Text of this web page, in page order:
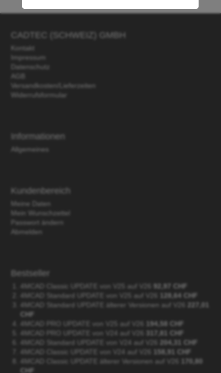
CADTEC (SCHWEIZ) GMBH
Kontakt
Impressum
Datenschutz
Versandkosten/Lieferzeiten
Widerrufsformular
Informationen
Allgemeines
Kundenbereich
Meine Daten
Mein Wunschzettel
Passwort ändern
Abmelden
Bestseller
4MCAD Classic UPDATE von V25 auf V26
92,97 CHF
4MCAD Standard UPDATE von V25 auf V26
128,64 CHF
4MCAD Standard UPDATE älterer Versionen auf V26
CHF
4MCAD PRO UPDATE von V25 auf V26
194,58 CHF
4MCAD PRO UPDATE von V24 auf V26
317,81 CHF
4MCAD Standard UPDATE von V24 auf V26
204,31 CHF
4MCAD Classic UPDATE von V24 auf V26
158,91 CHF
4MCAD Classic UPDATE älterer Versionen auf V26
170,80
CHF